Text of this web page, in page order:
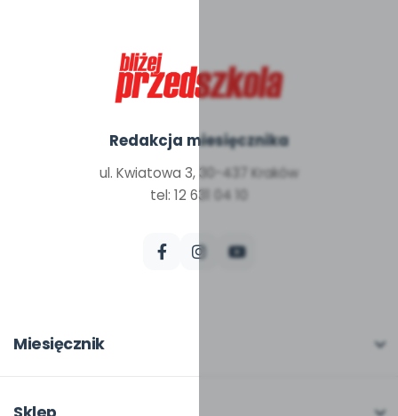
Redakcja miesięcznika
ul. Kwiatowa 3, 30-437 Kraków
tel: 12 631 04 10
Miesięcznik
W numerze